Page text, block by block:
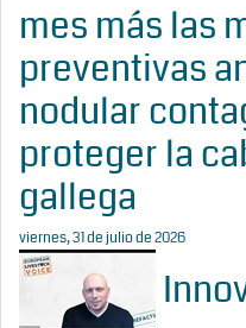
mes más las
preventivas
nodular
proteger la
gallega
viernes, 31 de julio de 2026